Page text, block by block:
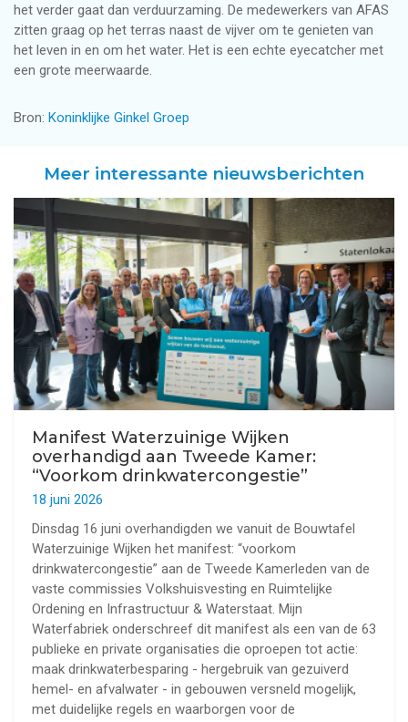
het verder gaat dan verduurzaming. De medewerkers van AFAS
zitten graag op het terras naast de vijver om te genieten van
het leven in en om het water. Het is een echte eyecatcher met
een grote meerwaarde.
Bron: Koninklijke Ginkel Groep
Meer interessante nieuwsberichten
Manifest Waterzuinige Wijken
overhandigd aan Tweede Kamer:
“Voorkom drinkwatercongestie”
18 juni 2026
Dinsdag 16 juni overhandigden we vanuit de Bouwtafel
Waterzuinige Wijken het manifest: “voorkom
drinkwatercongestie” aan de Tweede Kamerleden van de
vaste commissies Volkshuisvesting en Ruimtelijke
Ordening en Infrastructuur & Waterstaat. Mijn
Waterfabriek onderschreef dit manifest als een van de 63
publieke en private organisaties die oproepen tot actie:
maak drinkwaterbesparing - hergebruik van gezuiverd
hemel- en afvalwater - in gebouwen versneld mogelijk,
met duidelijke regels en waarborgen voor de